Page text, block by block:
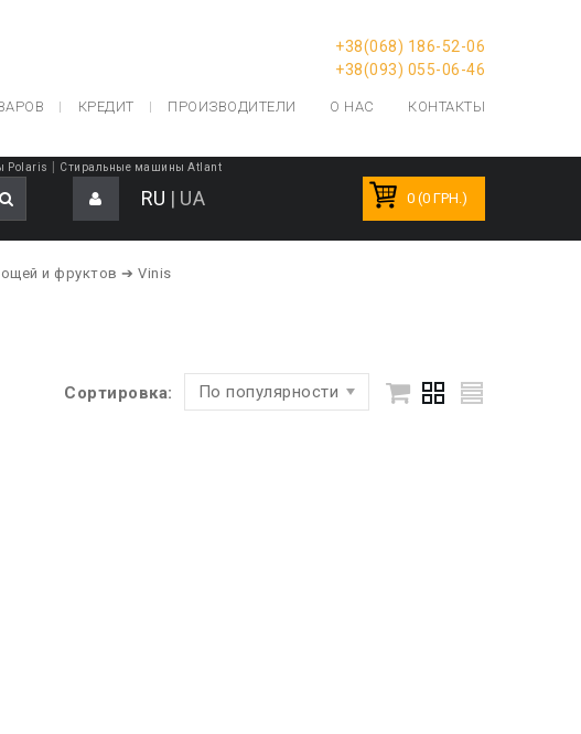
+38(068) 186-52-06
+38(093) 055-06-46
КРЕДИТ ПРОИЗВОДИТЕЛИ О НАС КОНТАКТЫ
Polaris Стиральные машины Atlant
RU | UA 0 (0 ГРН.)
и фруктов ➔ Vinis
Сортировка: По популярности